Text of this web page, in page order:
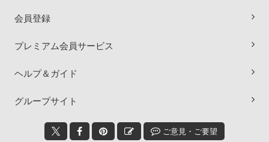
会員登録
プレミアム会員サービス
ヘルプ＆ガイド
グループサイト
ご意見・ご要望